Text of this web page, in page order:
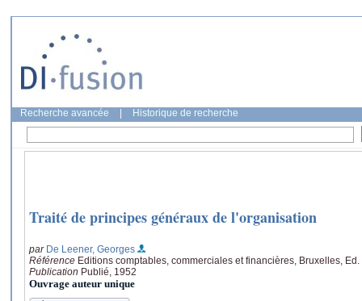
Recherche avancée Historique de recherche
Traité de principes généraux de l'organisation
par De Leener, Georges
Référence Editions comptables, commerciales et financières, Bruxelles, Ed.
Publication Publié, 1952
Ouvrage auteur unique